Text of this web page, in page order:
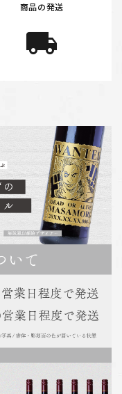
商品の発送
local_shipping